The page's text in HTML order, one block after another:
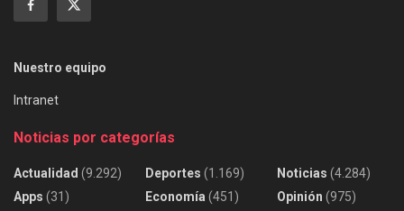
Nuestro equipo
Intranet
Noticias por categorías
Actualidad (9.292)
Apps (31)
Deportes (1.169)
Economía (451)
Noticias (4.284)
Opinión (975)